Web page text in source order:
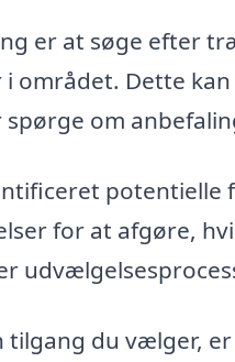
er at søge efter
området. Dette
om
potentielle
for at afgøre,
tilgang du vælger,